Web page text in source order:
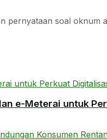
pernyataan soal oknum
e-Meterai untuk